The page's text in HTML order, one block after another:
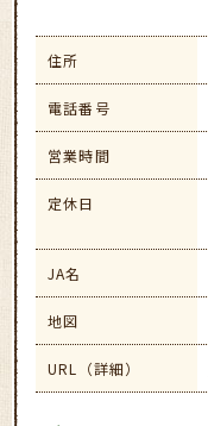
住所
電話番号
営業時間
定休日
JA名
地図
URL（詳細）